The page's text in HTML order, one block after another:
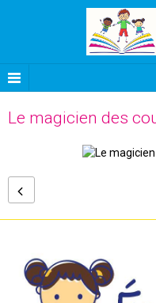
Le magicien des